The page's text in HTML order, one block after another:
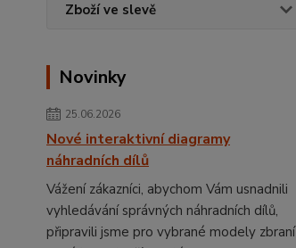
Zboží ve slevě
Novinky
25.06.2026
Nové interaktivní diagramy
náhradních dílů
Vážení zákazníci, abychom Vám usnadnili
vyhledávání správných náhradních dílů,
připravili jsme pro vybrané modely zbraní